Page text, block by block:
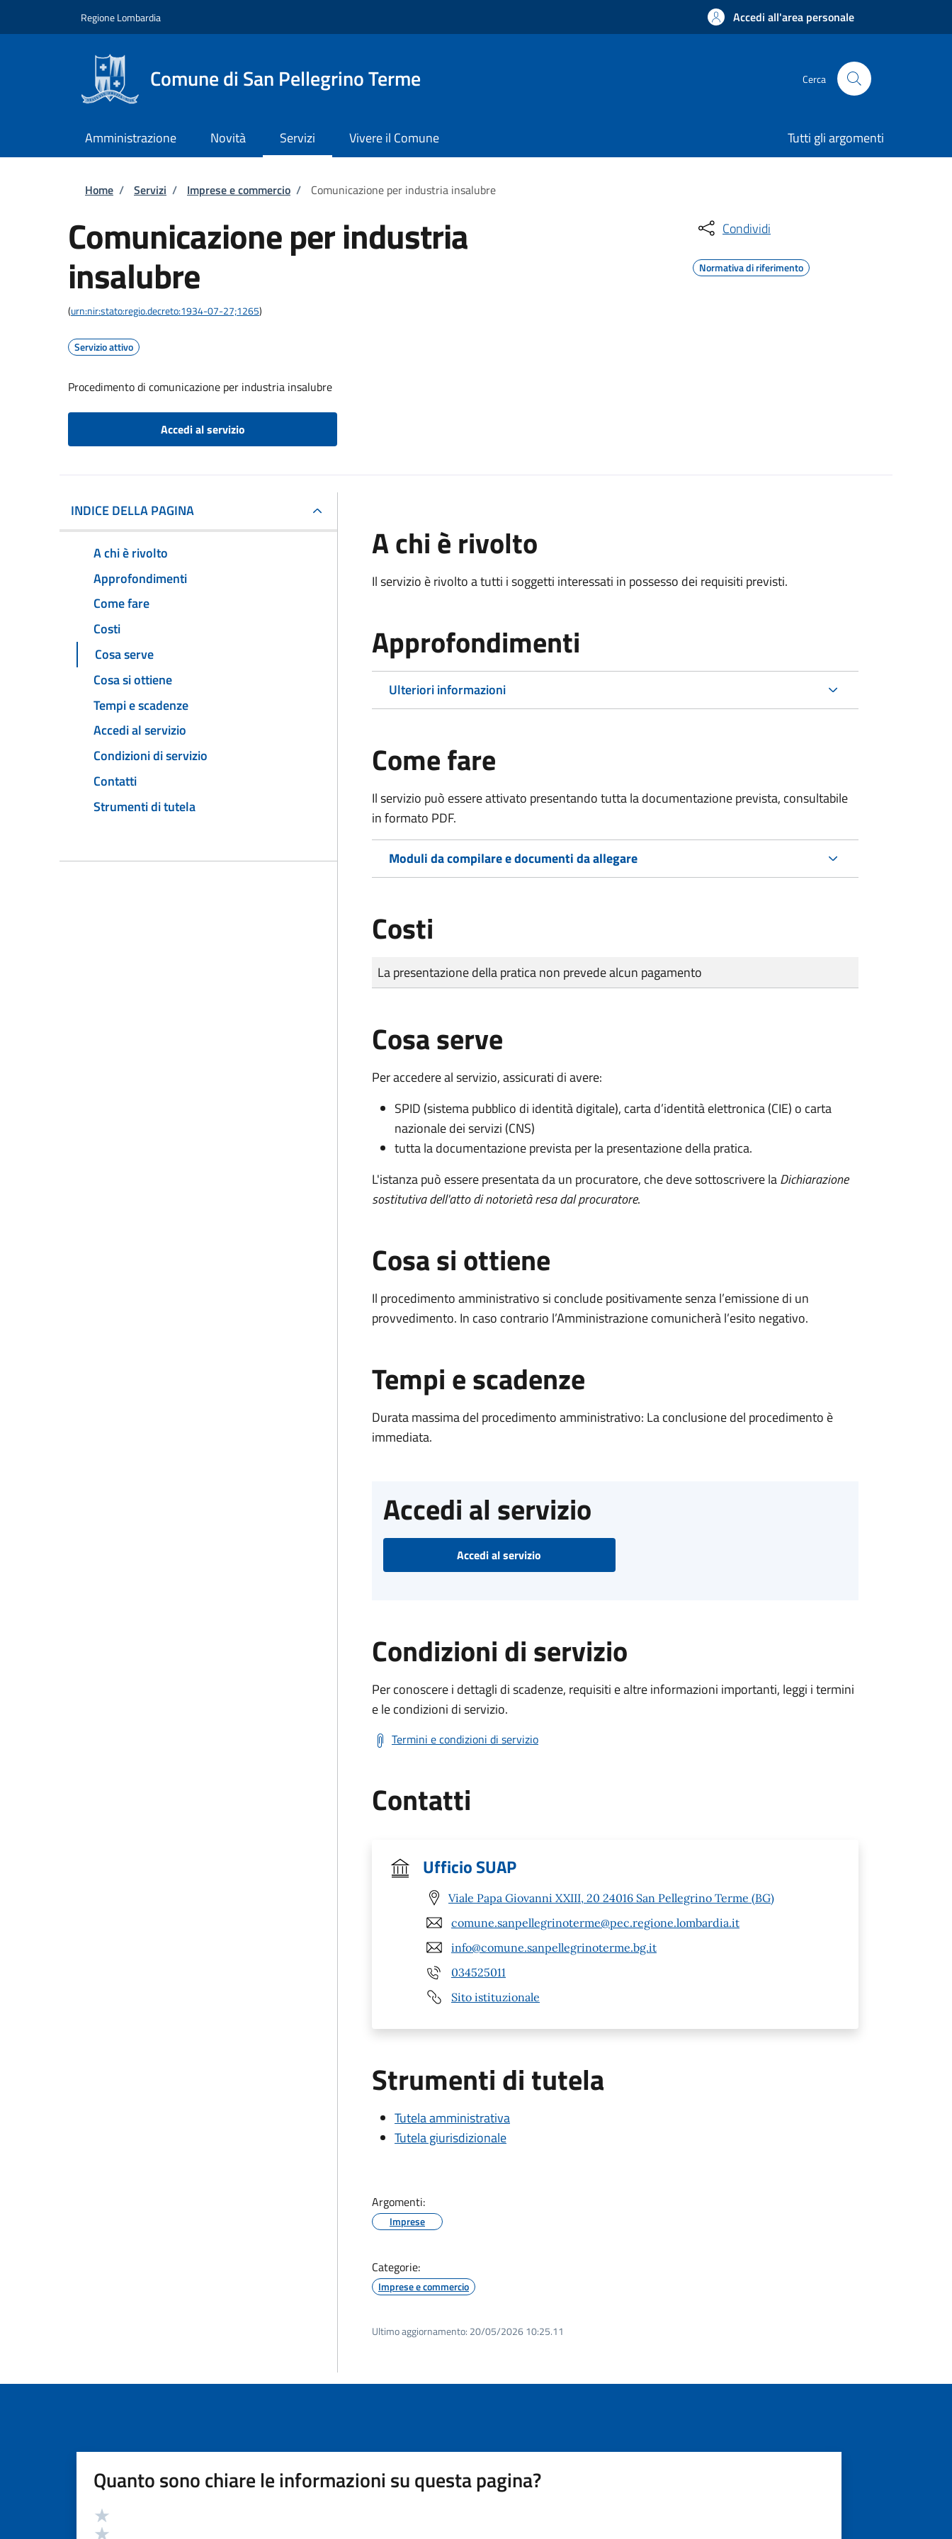
Regione Lombardia Accedi all'area personale
Comune di San Pellegrino Terme Cerca
Amministrazione Novità Servizi Vivere il Comune Tutti gli argomenti
Briciole di pane
Home / Servizi / Imprese e commercio / Comunicazione per industria insalubre
Comunicazione per industria
insalubre
(urn:nir:stato:regio.decreto:1934-07-27;1265)
Servizio attivo
Procedimento di comunicazione per industria insalubre
Accedi al servizio
Condividi
Normativa di riferimento
INDICE DELLA PAGINA
A chi è rivolto
Approfondimenti
Come fare
Costi
Cosa serve
Cosa si ottiene
Tempi e scadenze
Accedi al servizio
Condizioni di servizio
Contatti
Strumenti di tutela
A chi è rivolto
Il servizio è rivolto a tutti i soggetti interessati in possesso dei requisiti previsti.
Approfondimenti
Ulteriori informazioni
Come fare
Il servizio può essere attivato presentando tutta la documentazione prevista, consultabile
in formato PDF.
Moduli da compilare e documenti da allegare
Costi
Tipo di pagamento
Importo
La presentazione della pratica non prevede alcun pagamento
Cosa serve
Per accedere al servizio, assicurati di avere:
SPID (sistema pubblico di identità digitale), carta d’identità elettronica (CIE) o carta
nazionale dei servizi (CNS)
tutta la documentazione prevista per la presentazione della pratica.
L'istanza può essere presentata da un procuratore, che deve sottoscrivere laDichiarazione
sostitutiva dell'atto di notorietà resa dal procuratore.
Cosa si ottiene
Il procedimento amministrativo si conclude positivamente senza l’emissione di un
provvedimento. In caso contrario l’Amministrazione comunicherà l’esito negativo.
Tempi e scadenze
Durata massima del procedimento amministrativo: La conclusione del procedimento è
immediata.
Accedi al servizio
Accedi al servizio
Condizioni di servizio
Per conoscere i dettagli di scadenze, requisiti e altre informazioni importanti, leggi i termini
e le condizioni di servizio.
Termini e condizioni di servizio
Contatti
Ufficio SUAP
Viale Papa Giovanni XXIII, 20 24016 San Pellegrino Terme (BG)
comune.sanpellegrinoterme@pec.regione.lombardia.it
info@comune.sanpellegrinoterme.bg.it
034525011
Sito istituzionale
Strumenti di tutela
Tutela amministrativa
Tutela giurisdizionale
Argomenti:
Imprese
Categorie:
Imprese e commercio
Ultimo aggiornamento: 20/05/2026 10:25.11
Quanto sono chiare le informazioni su questa pagina?
Valutazione